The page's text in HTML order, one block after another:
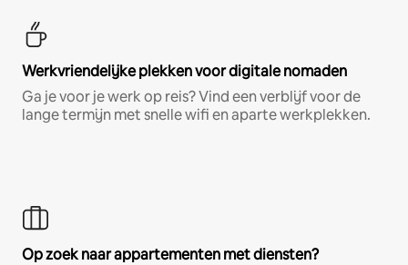
Werkvriendelijke plekken voor digitale nomaden
Ga je voor je werk op reis? Vind een verblijf voor de
lange termijn met snelle wifi en aparte werkplekken.
Op zoek naar appartementen met diensten?